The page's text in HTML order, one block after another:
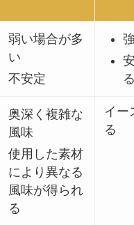
弱い場合が多
い
不安定
る
奥深く複雑な
風味
使用した素材
により異なる
風味が得られ
る
イー
る